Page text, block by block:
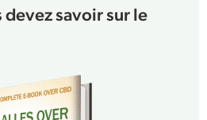
devez savoir sur le